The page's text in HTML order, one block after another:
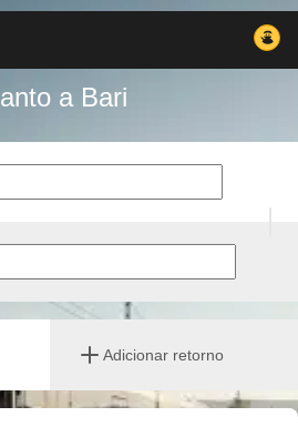
a Bari
Adicionar retorno